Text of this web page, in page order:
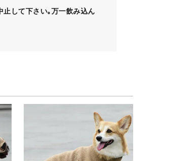
して下さい｡万一飲み込ん